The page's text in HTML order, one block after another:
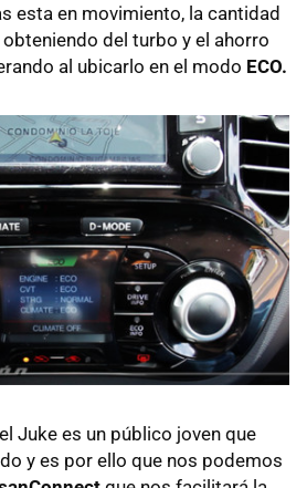
esta en movimiento, la cantidad
del turbo y el ahorro
al ubicarlo en el modo ECO.
Juke es un público joven que
y es por ello que nos podemos